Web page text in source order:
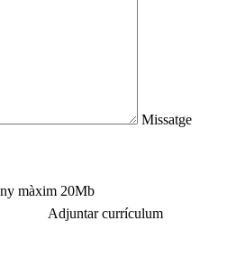
Missatge
màxim 20Mb
Adjuntar currículum